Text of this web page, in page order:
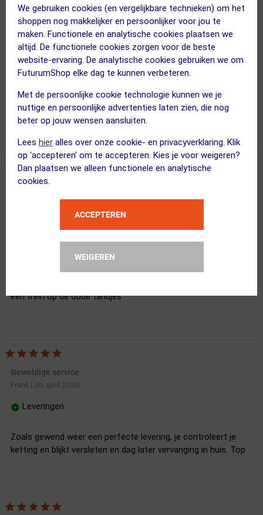
We gebruiken cookies (en vergelijkbare technieken) om het
shoppen nog makkelijker en persoonlijker voor jou te
maken. Functionele en analytische cookies plaatsen we
altijd. De functionele cookies zorgen voor de beste
website-ervaring. De analytische cookies gebruiken we om
FuturumShop elke dag te kunnen verbeteren.
Met de persoonlijke cookie technologie kunnen we je
nuttige en persoonlijke advertenties laten zien, die nog
beter op jouw wensen aansluiten.
Lees hier alles over onze cookie- en privacyverklaring. Klik
op 'accepteren' om te accepteren. Kies je voor weigeren?
Dan plaatsen we alleen functionele en analytische
cookies.
ACCEPTEREN
WEIGEREN
Het product is goed en de service is uitstekend
R. de Bos|01 juni 2024
Goede producten
Nog beter service
Helaas miste de breekpen. Dat kan natuurlijk een keer
gebeuren. Gebeld en meteen opgestuurd. Dank je wel. Toppers
Prima ketting
Niet standaard voorzien van missing link
Oude ketting brak, tandwielen helaas niet voorradig om
een trein op de oude tandjes
Geweldige service
Frank | 30 april 2020
Leveringen
Zoals gewend weer een perfecte levering, je controleert je
ketting en blijkt versleten en dag later vervanging in huis. Top